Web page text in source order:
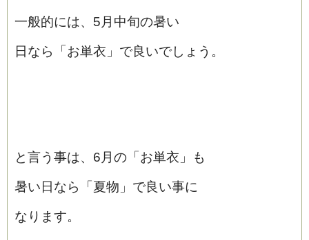
一般的には、5月中旬の暑い
日なら「お単衣」で良いでしょう。
と言う事は、6月の「お単衣」も
暑い日なら「夏物」で良い事に
なります。